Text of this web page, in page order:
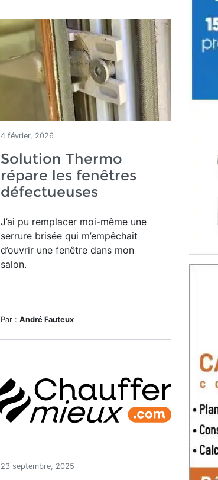
4 février, 2026
Solution Thermo
répare les fenêtres
défectueuses
J’ai pu remplacer moi-même une
serrure brisée qui m’empêchait
d’ouvrir une fenêtre dans mon
salon.
Par : André Fauteux
23 septembre, 2025